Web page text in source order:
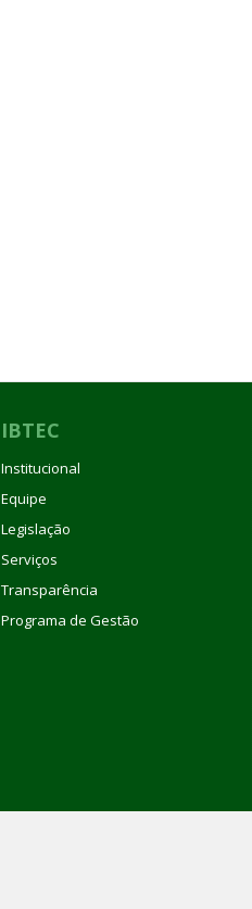
IBTEC
Institucional
Equipe
Legislação
Serviços
Transparência
Programa de Gestão